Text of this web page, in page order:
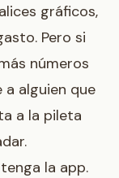
gráficos,
Pero si
números
a alguien que
a la pileta
la app.